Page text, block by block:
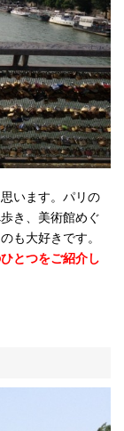
います。パリの
き、美術館めぐ
も大好きです。
とつをご紹介し